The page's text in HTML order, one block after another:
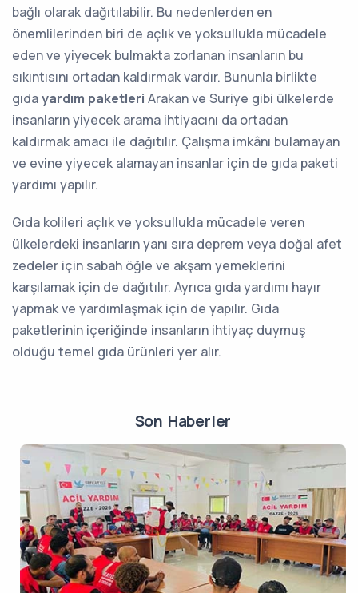
bağlı olarak dağıtılabilir. Bu nedenlerden en
önemlilerinden biri de açlık ve yoksullukla mücadele
eden ve yiyecek bulmakta zorlanan insanların bu
sıkıntısını ortadan kaldırmak vardır. Bununla birlikte
gıdayardım paketleri Arakan ve Suriye gibi ülkelerde
insanların yiyecek arama ihtiyacını da ortadan
kaldırmak amacı ile dağıtılır. Çalışma imkânı bulamayan
ve evine yiyecek alamayan insanlar için de gıda paketi
yardımı yapılır.
Gıda kolileri açlık ve yoksullukla mücadele veren
ülkelerdeki insanların yanı sıra deprem veya doğal afet
zedeler için sabah öğle ve akşam yemeklerini
karşılamak için de dağıtılır. Ayrıca gıda yardımı hayır
yapmak ve yardımlaşmak için de yapılır. Gıda
paketlerinin içeriğinde insanların ihtiyaç duymuş
olduğu temel gıda ürünleri yer alır.
Son Haberler